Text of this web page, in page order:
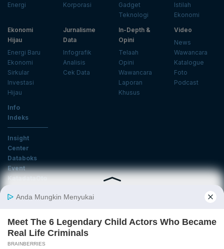
Energi
Korporasi
Gadget
Teknologi
Istilah
Ekonomi
Ekonomi
Hijau
Energi Baru
Ekonomi
Sirkular
Investasi
Hijau
Jurnalisme
Data
Infografik
Analisis
Cek Data
In-Depth &
Opini
Telaah
Opini
Wawancara
Laporan
Khusus
Video
News
Wawancara
Katalogue
Foto
Podcast
Info
Indeks
Insight
Center
Databoks
Event
KatadataOto
Email
Daftar